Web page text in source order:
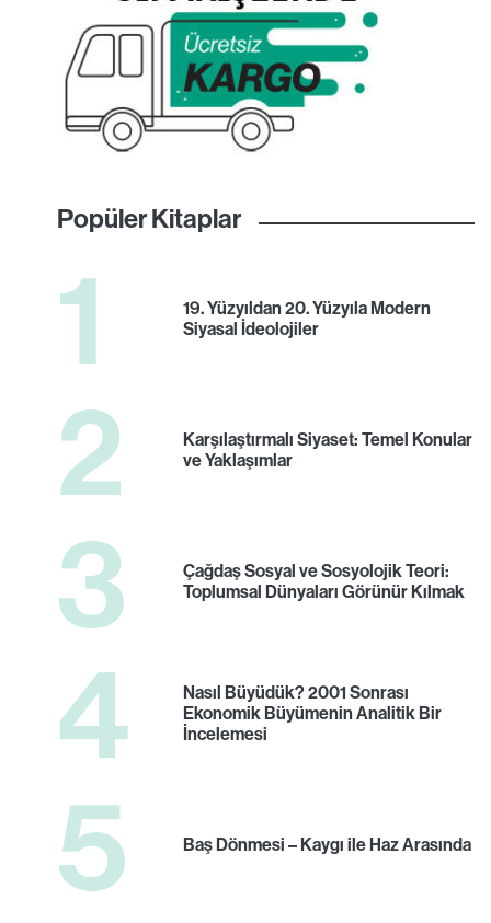
Popüler Kitaplar
1
19. Yüzyıldan 20. Yüzyıla Modern
Siyasal İdeolojiler
2
Karşılaştırmalı Siyaset: Temel Konular
ve Yaklaşımlar
3
Çağdaş Sosyal ve Sosyolojik Teori:
Toplumsal Dünyaları Görünür Kılmak
4
Nasıl Büyüdük? 2001 Sonrası
Ekonomik Büyümenin Analitik Bir
İncelemesi
5 Baş Dönmesi – Kaygı ile Haz Arasında